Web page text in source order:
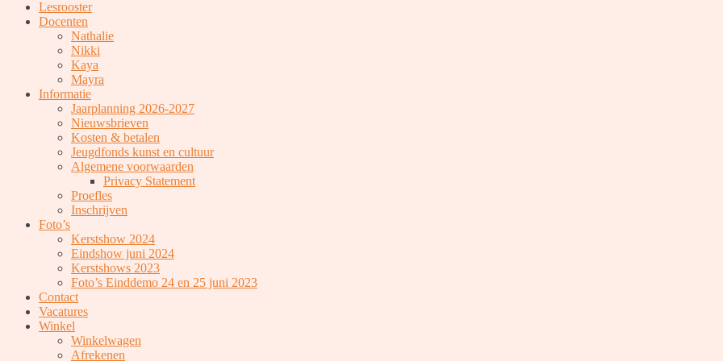
Lesrooster
Docenten
Nathalie
Nikki
Kaya
Mayra
Informatie
Jaarplanning 2026-2027
Nieuwsbrieven
Kosten & betalen
Jeugdfonds kunst en cultuur
Algemene voorwaarden
Privacy Statement
Proefles
Inschrijven
Foto’s
Kerstshow 2024
Eindshow juni 2024
Kerstshows 2023
Foto’s Einddemo 24 en 25 juni 2023
Contact
Vacatures
Winkel
Winkelwagen
Afrekenen